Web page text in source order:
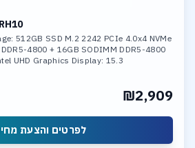
512GB SSD M.2 2242 PCIe 4.0x4 NVMe
4800 + 16GB SODIMM DDR5-4800
UHD Graphics Display: 15.3
₪2,909
לפרטים והצעת